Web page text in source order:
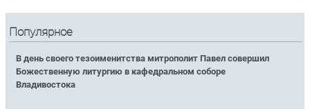
Популярное
В день своего тезоименитства митрополит Павел совершил
Божественную литургию в кафедральном соборе
Владивостока